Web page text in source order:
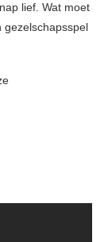
lief. Wat moet
gezelschapsspel